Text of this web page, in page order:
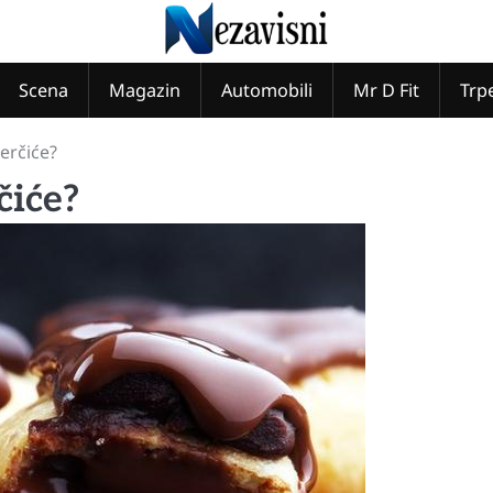
Scena Magazin Automobili Mr D Fit